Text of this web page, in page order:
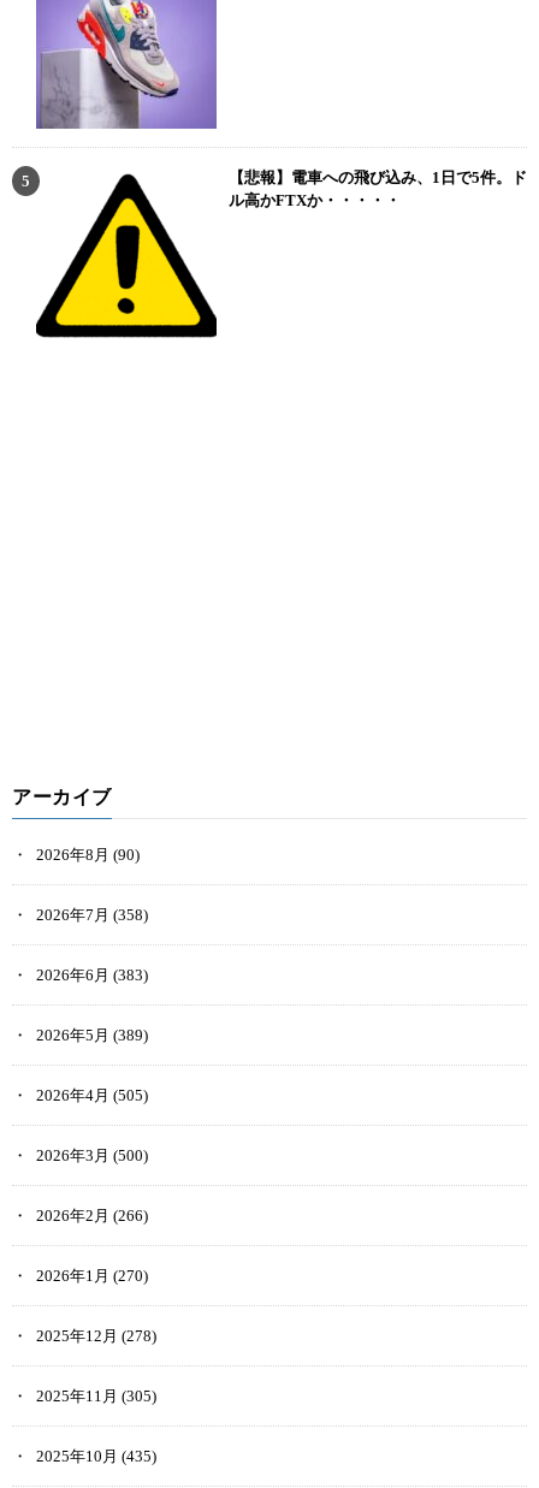
【悲報】電車への飛び込み、1日で5件。ド
ル高かFTXか・・・・・
アーカイブ
2026年8月 (90)
2026年7月 (358)
2026年6月 (383)
2026年5月 (389)
2026年4月 (505)
2026年3月 (500)
2026年2月 (266)
2026年1月 (270)
2025年12月 (278)
2025年11月 (305)
2025年10月 (435)